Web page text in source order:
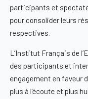
participants et
pour consolider leurs
respectives.
L’Institut Français de
des participants et
engagement en faveur
plus à l’écoute et plus